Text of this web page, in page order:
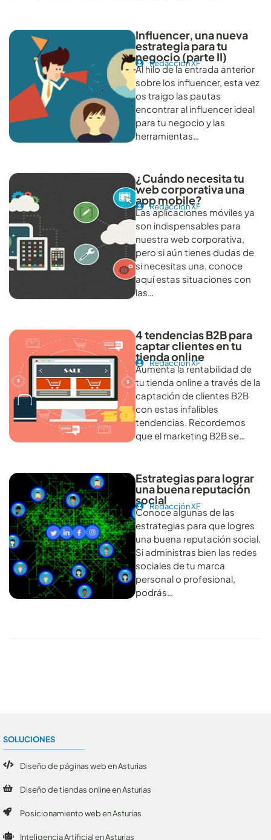
Influencer, una nueva
estrategia para tu
negocio (parte II)
Redacción XF
Al hilo de la entrada anterior
sobre los influencer, esta vez
os traigo las pautas
encontrar al influencer ideal
para tu negocio y las
herramientas…
¿Cuándo necesita tu
web corporativa una
app mobile?
Redacción XF
Las aplicaciones móviles ya
son indispensables para
nuestra web corporativa,
pero si aún tienes dudas de
si necesitas una, conoce
aquí estas situaciones con
las…
4 tendencias B2B para
captar clientes en tu
tienda online
Redacción XF
Aumenta la rentabilidad de
tu tienda online a través de la
captación de clientes B2B
con estas infalibles
tendencias. Recordemos
que el marketing B2B se…
Estrategias para lograr
una buena reputación
social
Redacción XF
Conoce algunas de las
estrategias para que logres
una buena reputación social.
Si administras bien las redes
sociales de tu marca
personal o profesional,
podrás…
SOLUCIONES
Diseño de páginas web en Asturias
Diseño de tiendas online en Asturias
Posicionamiento web en Asturias
Inteligencia Artificial en Asturias